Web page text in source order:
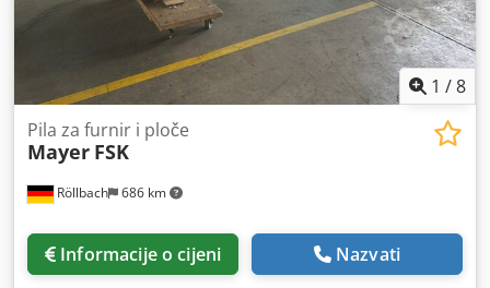
1 /8
Röllbach 686 km
Pila za furnir i ploče
Mayer FSK
Informacije o cijeni Nazvati